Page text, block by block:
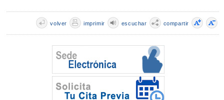
compartir
escuchar
imprimir
volver